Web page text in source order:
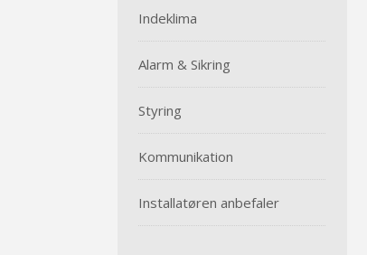
Indeklima
Alarm & Sikring
Styring
Kommunikation
Installatøren anbefaler